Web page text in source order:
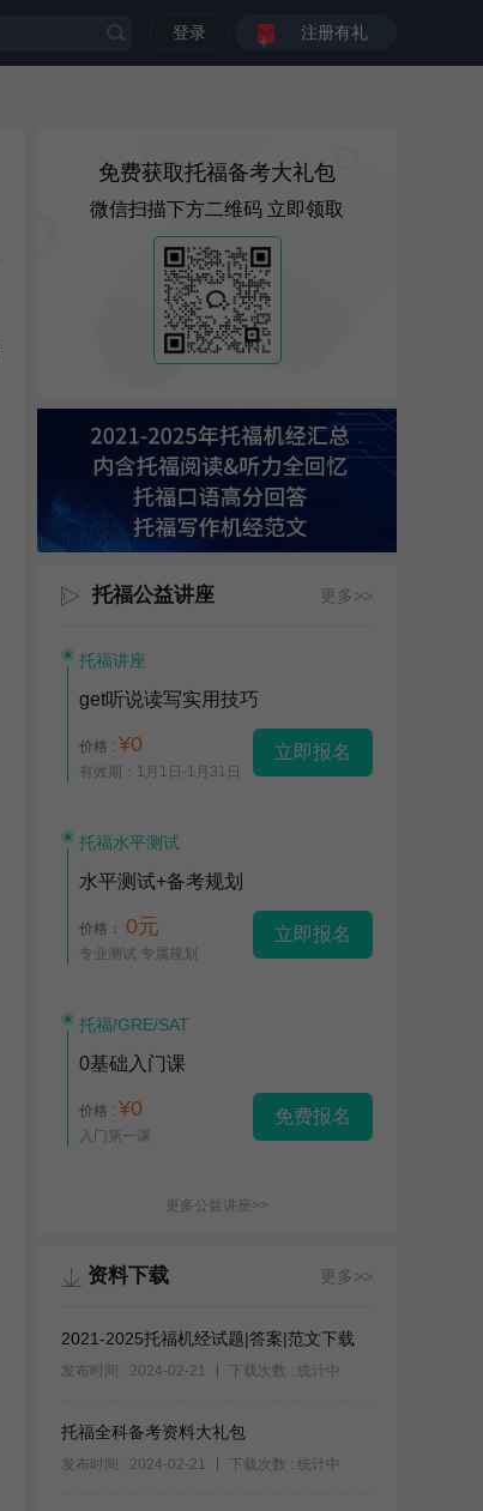
登录 注册有礼
免费获取托福备考大礼包
微信扫描下方二维码 立即领取
托福公益讲座 更多>>
托福讲座
get听说读写实用技巧
价格 : ¥0
有效期：1月1日-1月31日
立即报名
托福水平测试
水平测试+备考规划
价格： 0元
专业测试 专属规划
立即报名
托福/GRE/SAT
0基础入门课
价格 : ¥0
入门第一课
免费报名
更多公益讲座>>
资料下载 更多>>
2021-2025托福机经试题|答案|范文下载
发布时间 : 2024-02-21 下载次数 : 统计中
托福全科备考资料大礼包
发布时间 : 2024-02-21 下载次数 : 统计中